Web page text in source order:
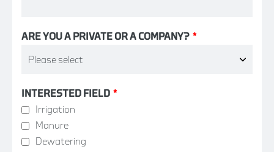
ARE YOU A PRIVATE OR A COMPANY? *
INTERESTED FIELD *
Irrigation
Manure
Dewatering